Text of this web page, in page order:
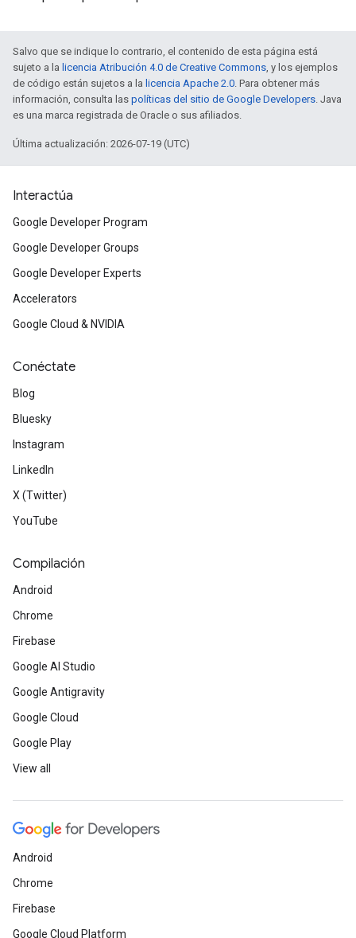
Salvo que se indique lo contrario, el contenido de esta página está
sujeto a la licencia Atribución 4.0 de Creative Commons, y los ejemplos
de código están sujetos a la licencia Apache 2.0. Para obtener más
información, consulta las políticas del sitio de Google Developers. Java
es una marca registrada de Oracle o sus afiliados.
Última actualización: 2026-07-19 (UTC)
Interactúa
Google Developer Program
Google Developer Groups
Google Developer Experts
Accelerators
Google Cloud & NVIDIA
Conéctate
Blog
Bluesky
Instagram
LinkedIn
X (Twitter)
YouTube
Compilación
Android
Chrome
Firebase
Google AI Studio
Google Antigravity
Google Cloud
Google Play
View all
Android
Chrome
Firebase
Google Cloud Platform